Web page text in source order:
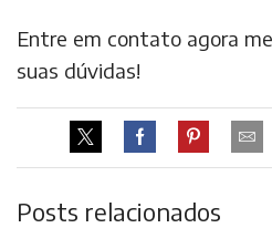
Entre em contato agora
suas dúvidas!
Posts relacionados